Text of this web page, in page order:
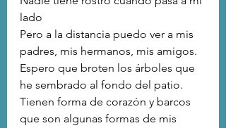
lado
Pero a la distancia puedo ver a mis
padres, mis hermanos, mis amigos.
Espero que broten los árboles que
he sembrado al fondo del patio.
Tienen forma de corazón y barcos
que son algunas formas de mis